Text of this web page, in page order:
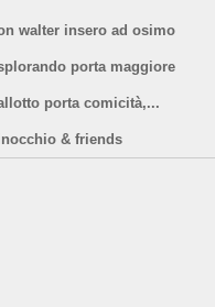
walter insero ad osimo
porta maggiore
porta comicità,...
& friends